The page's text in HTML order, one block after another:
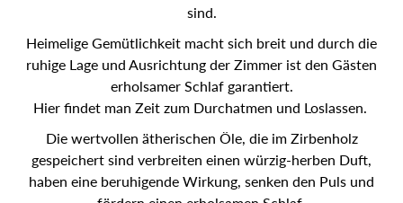
sind.
Heimelige Gemütlichkeit macht sich breit und durch die
ruhige Lage und Ausrichtung der Zimmer ist den Gästen
erholsamer Schlaf garantiert.
Hier findet man Zeit zum Durchatmen und Loslassen.
Die wertvollen ätherischen Öle, die im Zirbenholz
gespeichert sind verbreiten einen würzig-herben Duft,
haben eine beruhigende Wirkung, senken den Puls und